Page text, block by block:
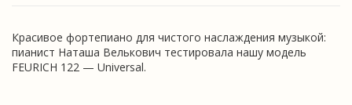
Красивое фортепиано для чистого наслаждения музыкой:
пианист Наташа Велькович тестировала нашу модель
FEURICH 122 — Universal.